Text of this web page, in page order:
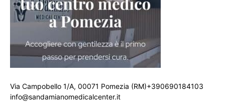
Via Campobello 1/A, 00071 Pomezia (RM)+390690184103
info@sandamianomedicalcenter.it